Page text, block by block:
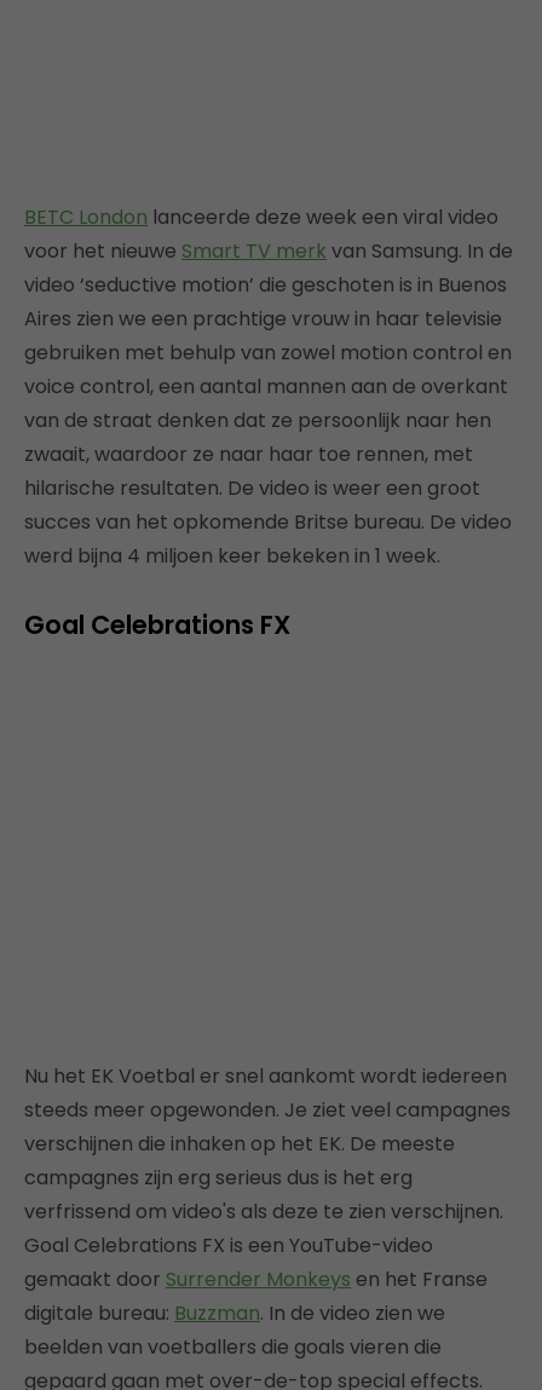
BETC London lanceerde deze week een viral video
voor het nieuwe Smart TV merk van Samsung. In de
video ‘seductive motion’ die geschoten is in Buenos
Aires zien we een prachtige vrouw in haar televisie
gebruiken met behulp van zowel motion control en
voice control, een aantal mannen aan de overkant
van de straat denken dat ze persoonlijk naar hen
zwaait, waardoor ze naar haar toe rennen, met
hilarische resultaten. De video is weer een groot
succes van het opkomende Britse bureau. De video
werd bijna 4 miljoen keer bekeken in 1 week.
Goal Celebrations FX
Nu het EK Voetbal er snel aankomt wordt iedereen
steeds meer opgewonden. Je ziet veel campagnes
verschijnen die inhaken op het EK. De meeste
campagnes zijn erg serieus dus is het erg
verfrissend om video's als deze te zien verschijnen.
Goal Celebrations FX is een YouTube-video
gemaakt door Surrender Monkeys en het Franse
digitale bureau: Buzzman. In de video zien we
beelden van voetballers die goals vieren die
gepaard gaan met over-de-top special effects.